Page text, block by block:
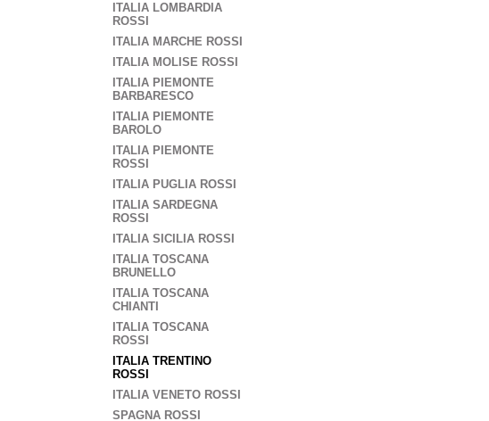
ITALIA LOMBARDIA
ROSSI
ITALIA MARCHE ROSSI
ITALIA MOLISE ROSSI
ITALIA PIEMONTE
BARBARESCO
ITALIA PIEMONTE
BAROLO
ITALIA PIEMONTE
ROSSI
ITALIA PUGLIA ROSSI
ITALIA SARDEGNA
ROSSI
ITALIA SICILIA ROSSI
ITALIA TOSCANA
BRUNELLO
ITALIA TOSCANA
CHIANTI
ITALIA TOSCANA
ROSSI
ITALIA TRENTINO
ROSSI
ITALIA VENETO ROSSI
SPAGNA ROSSI